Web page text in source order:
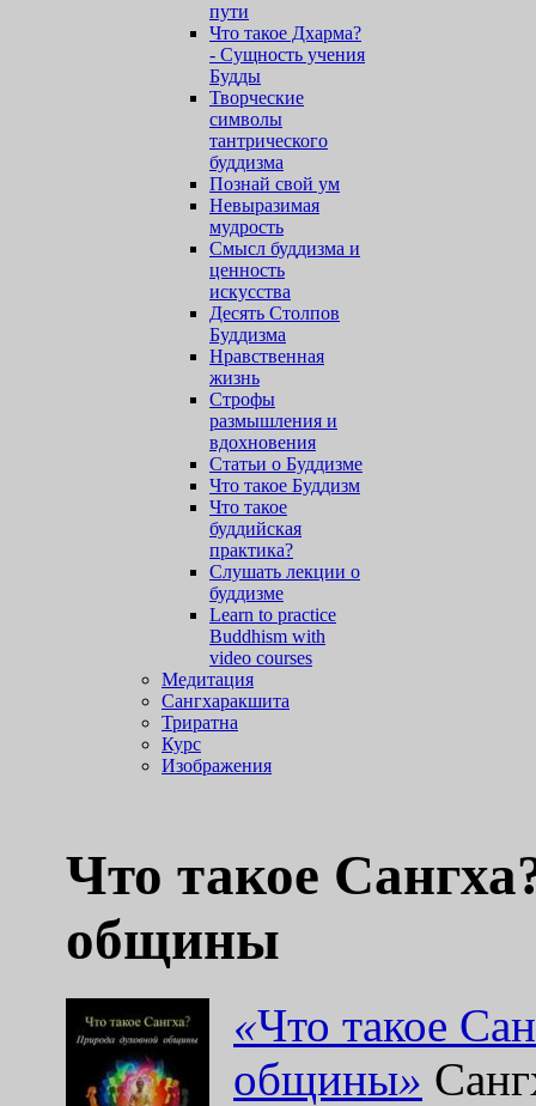
пути
Что такое Дхарма?
- Сущность учения
Будды
Творческие
символы
тантрического
буддизма
Познай свой ум
Невыразимая
мудрость
Смысл буддизма и
ценность
искусства
Десять Столпов
Буддизма
Нравственная
жизнь
Строфы
размышления и
вдохновения
Статьи о Буддизме
Что такое Буддизм
Что такое
буддийская
практика?
Слушать лекции о
буддизме
Learn to practice
Buddhism with
video courses
Медитация
Сангхаракшита
Триратна
Курс
Изображения
Что такое
общины
«Что такое
общины»